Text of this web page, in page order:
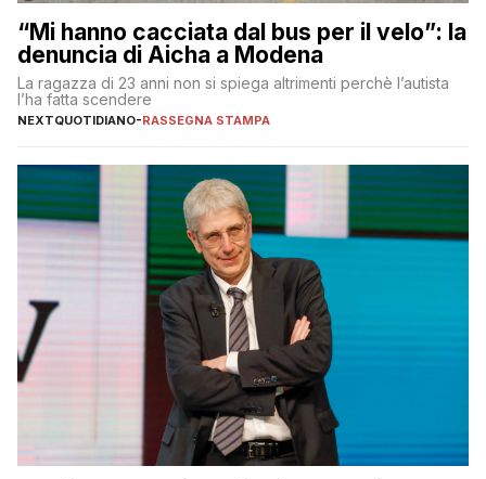
“Mi hanno cacciata dal bus per il velo”: la
denuncia di Aicha a Modena
La ragazza di 23 anni non si spiega altrimenti perchè l’autista
l’ha fatta scendere
NEXTQUOTIDIANO-RASSEGNA STAMPA